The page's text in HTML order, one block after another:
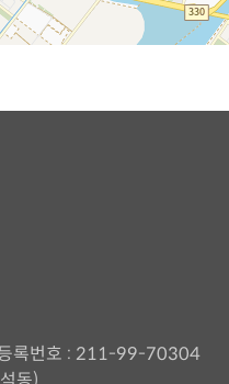
등록번호 : 211-99-70304